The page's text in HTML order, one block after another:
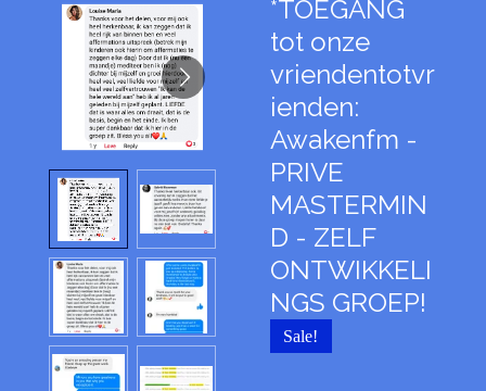
*TOEGANG
tot onze
vriendentotvr
ienden:
Awakenfm -
PRIVE
MASTERMIN
D - ZELF
ONTWIKKELI
NGS GROEP!
Sale!